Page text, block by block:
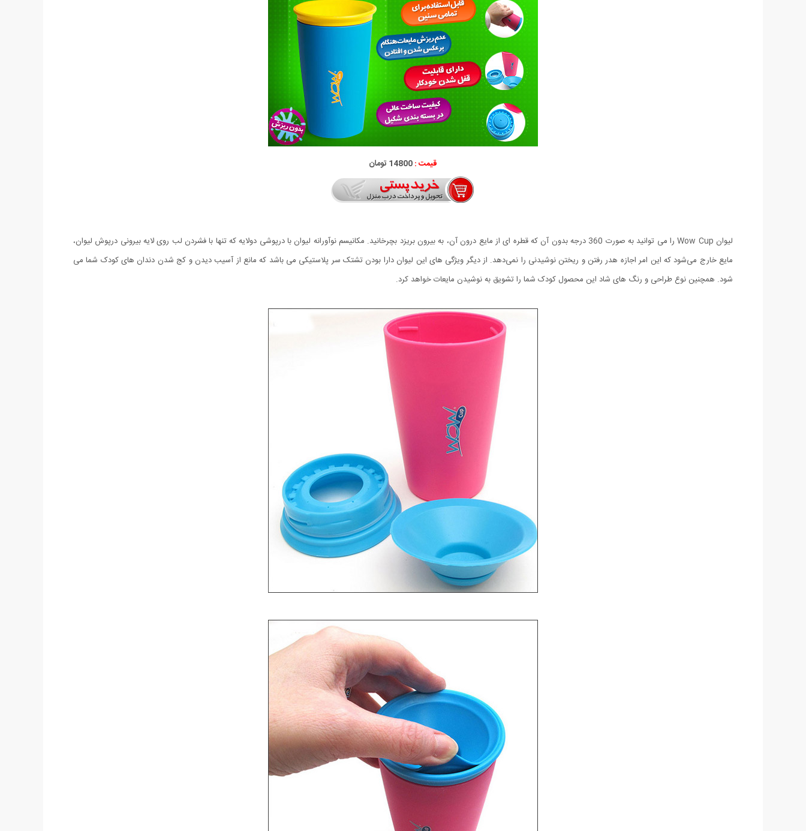
قیمت :14800 تومان
لیوان Wow Cup را می توانید به صورت 360 درجه بدون آن که قطره ای از مایع درون آن، به بیرون بریزد بچرخانید. مکانیسم نوآورانه لیوان با درپوشی دولایه که تنها با فشردن لب روی لایه بیرونی درپوش لیوان،
مایع خارج می‌شود که این امر اجازه هدر رفتن و ریختن نوشیدنی را نمی‌دهد. از دیگر ویژگی های این لیوان دارا بودن تشتک سر پلاستیکی می باشد که مانع از آسیب دیدن و کج شدن دندان های کودک شما می
شود. همچنین نوع طراحی و رنگ های شاد این محصول کودک شما را تشویق به نوشیدن مایعات خواهد کرد.